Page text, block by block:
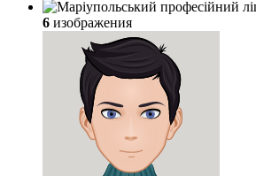
6 изображения